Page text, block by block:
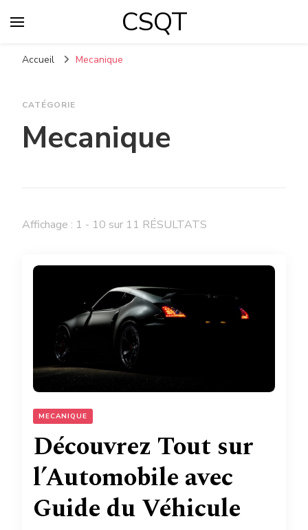
CSQT
Accueil Mecanique
CATÉGORIE
Mecanique
Affichage : 1 - 10 sur 11 RÉSULTATS
MECANIQUE
Découvrez Tout sur
l’Automobile avec
Guide du Véhicule